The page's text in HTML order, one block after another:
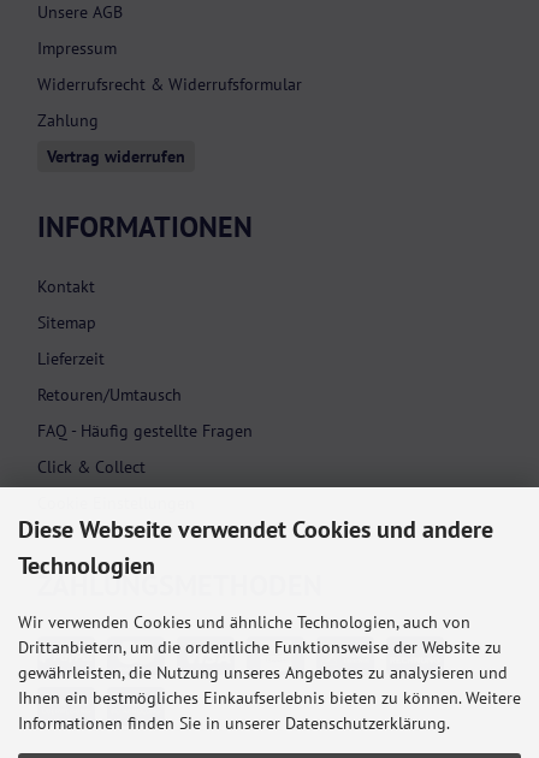
Unsere AGB
Impressum
Widerrufsrecht & Widerrufsformular
Zahlung
Vertrag widerrufen
INFORMATIONEN
Kontakt
Sitemap
Lieferzeit
Retouren/Umtausch
FAQ - Häufig gestellte Fragen
Click & Collect
ZAHLUNGS­METHODEN
Diese Webseite verwendet Cookies und andere
Technologien
Wir verwenden Cookies und ähnliche Technologien, auch von
Drittanbietern, um die ordentliche Funktionsweise der Website zu
gewährleisten, die Nutzung unseres Angebotes zu analysieren und
Ihnen ein bestmögliches Einkaufserlebnis bieten zu können. Weitere
Informationen finden Sie in unserer Datenschutzerklärung.